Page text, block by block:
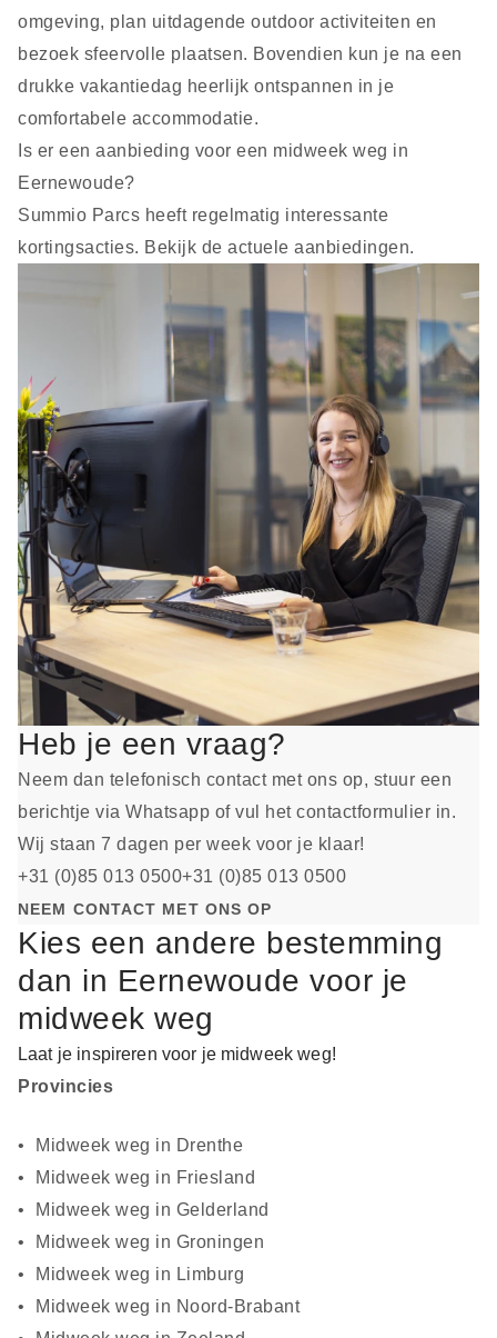
omgeving, plan uitdagende outdoor activiteiten en
bezoek sfeervolle plaatsen. Bovendien kun je na een
drukke vakantiedag heerlijk ontspannen in je
comfortabele accommodatie.
Is er een aanbieding voor een midweek weg in
Eernewoude?
Summio Parcs heeft regelmatig interessante
kortingsacties. Bekijk de actuele aanbiedingen.
Heb je een vraag?
Neem dan telefonisch contact met ons op, stuur een
berichtje via Whatsapp of vul het contactformulier in.
Wij staan 7 dagen per week voor je klaar!
+31 (0)85 013 0500+31 (0)85 013 0500
NEEM CONTACT MET ONS OP
Kies een andere bestemming
dan in Eernewoude voor je
midweek weg
Laat je inspireren voor je midweek weg!
Provincies
Midweek weg in Drenthe
Midweek weg in Friesland
Midweek weg in Gelderland
Midweek weg in Groningen
Midweek weg in Limburg
Midweek weg in Noord-Brabant